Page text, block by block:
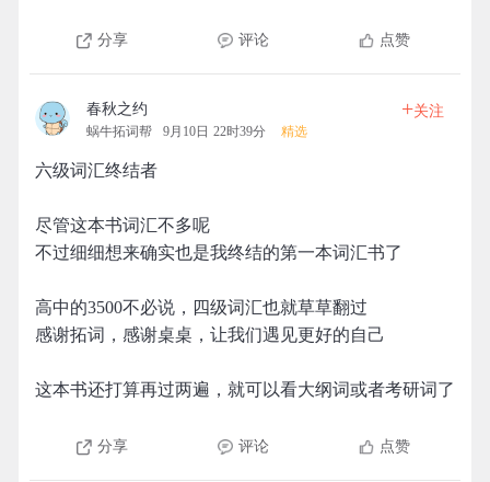
分享 评论 点赞
春秋之约
蜗牛拓词帮 9月10日 22时39分 精选
+关注
六级词汇终结者
尽管这本书词汇不多呢
不过细细想来确实也是我终结的第一本词汇书了
高中的3500不必说，四级词汇也就草草翻过
感谢拓词，感谢桌桌，让我们遇见更好的自己
这本书还打算再过两遍，就可以看大纲词或者考研词了
分享 评论 点赞